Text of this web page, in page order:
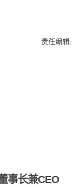
责任编辑:
事长兼CEO